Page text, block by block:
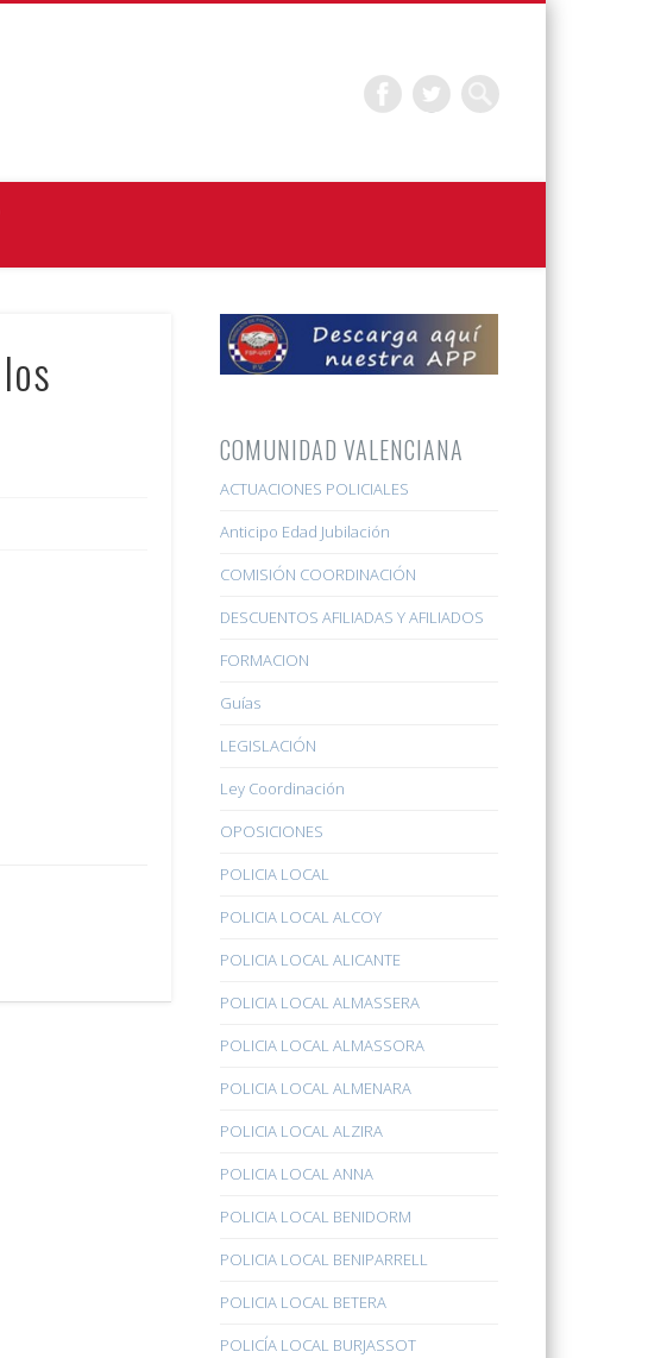
COMUNIDAD VALENCIANA
ACTUACIONES POLICIALES
Anticipo Edad Jubilación
COMISIÓN COORDINACIÓN
DESCUENTOS AFILIADAS Y AFILIADOS
FORMACION
Guías
LEGISLACIÓN
Ley Coordinación
OPOSICIONES
POLICIA LOCAL
POLICIA LOCAL ALCOY
POLICIA LOCAL ALICANTE
POLICIA LOCAL ALMASSERA
POLICIA LOCAL ALMASSORA
POLICIA LOCAL ALMENARA
POLICIA LOCAL ALZIRA
POLICIA LOCAL ANNA
POLICIA LOCAL BENIDORM
POLICIA LOCAL BENIPARRELL
POLICIA LOCAL BETERA
POLICÍA LOCAL BURJASSOT